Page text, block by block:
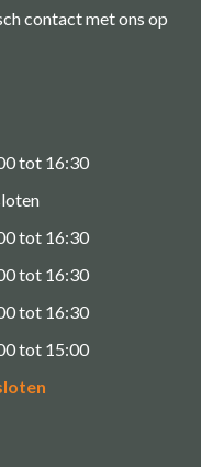
contact met ons op
tot 16:30
tot 16:30
tot 16:30
tot 16:30
tot 15:00